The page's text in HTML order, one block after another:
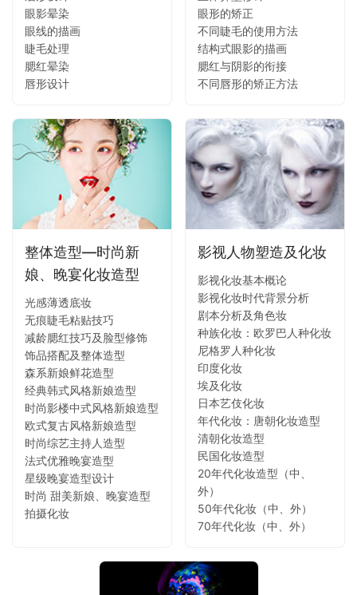
眼影晕染
眼线的描画
睫毛处理
腮红晕染
唇形设计
眼形的矫正
不同睫毛的使用方法
结构式眼影的描画
腮红与阴影的衔接
不同唇形的矫正方法
整体造型—时尚新
娘、晚宴化妆造型
光感薄透底妆
无痕睫毛粘贴技巧
减龄腮红技巧及脸型修饰
饰品搭配及整体造型
森系新娘鲜花造型
经典韩式风格新娘造型
时尚影楼中式风格新娘造型
欧式复古风格新娘造型
时尚综艺主持人造型
法式优雅晚宴造型
星级晚宴造型设计
时尚 甜美新娘、晚宴造型
拍摄化妆
影视人物塑造及化妆
影视化妆基本概论
影视化妆时代背景分析
剧本分析及角色妆
种族化妆：欧罗巴人种化妆
尼格罗人种化妆
印度化妆
埃及化妆
日本艺伎化妆
年代化妆：唐朝化妆造型
清朝化妆造型
民国化妆造型
20年代化妆造型（中、
外）
50年代化妆（中、外）
70年代化妆（中、外）